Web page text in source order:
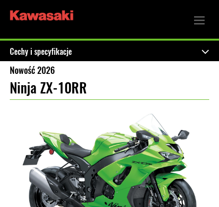
Cechy i specyfikacje
Nowość 2026
Ninja ZX-10RR